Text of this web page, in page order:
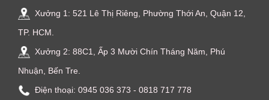
Xưởng 1: 521 Lê Thị Riêng, Phường Thới An, Quận 12,
TP. HCM.
Xưởng 2: 88C1, Ấp 3 Mười Chín Tháng Năm, Phú
Nhuận, Bến Tre.
Điện thoại: ‭0945 036 373‬ - 0818 717 778